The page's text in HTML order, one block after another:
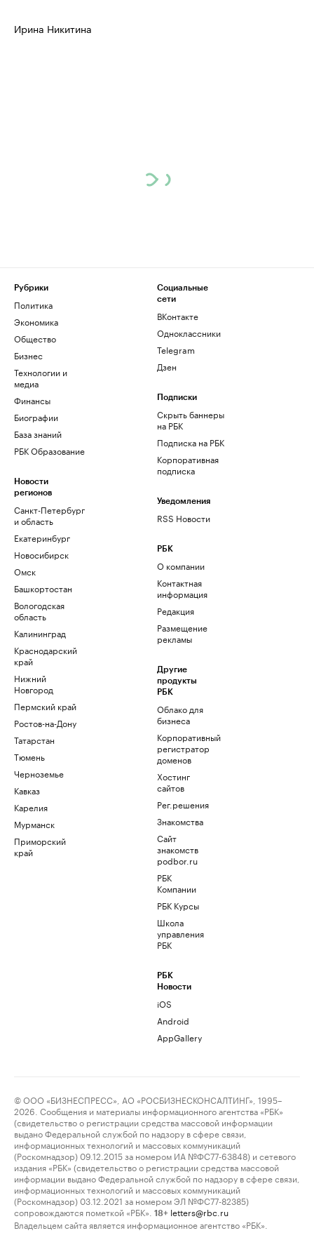
Ирина Никитина
Рубрики
Политика
Экономика
Общество
Бизнес
Технологии и
медиа
Финансы
Биографии
База знаний
РБК Образование
Новости
регионов
Санкт-Петербург
и область
Екатеринбург
Новосибирск
Омск
Башкортостан
Вологодская
область
Калининград
Краснодарский
край
Нижний
Новгород
Пермский край
Ростов-на-Дону
Татарстан
Тюмень
Черноземье
Кавказ
Карелия
Мурманск
Приморский
край
Социальные
сети
ВКонтакте
Одноклассники
Telegram
Дзен
Подписки
Скрыть баннеры
на РБК
Подписка на РБК
Корпоративная
подписка
Уведомления
RSS Новости
РБК
О компании
Контактная
информация
Редакция
Размещение
рекламы
Другие
продукты
РБК
Облако для
бизнеса
Корпоративный
регистратор
доменов
Хостинг
сайтов
Рег.решения
Знакомства
Сайт
знакомств
podbor.ru
РБК
Компании
РБК Курсы
Школа
управления
РБК
РБК
Новости
iOS
Android
AppGallery
© ООО «БИЗНЕСПРЕСС», АО «РОСБИЗНЕСКОНСАЛТИНГ», 1995–
2026. Сообщения и материалы информационного агентства «РБК»
(свидетельство о регистрации средства массовой информации
выдано Федеральной службой по надзору в сфере связи,
информационных технологий и массовых коммуникаций
(Роскомнадзор) 09.12.2015 за номером ИА №ФС77-63848) и сетевого
издания «РБК» (свидетельство о регистрации средства массовой
информации выдано Федеральной службой по надзору в сфере связи,
информационных технологий и массовых коммуникаций
(Роскомнадзор) 03.12.2021 за номером ЭЛ №ФС77-82385)
сопровождаются пометкой «РБК».
18+ letters@rbc.ru
Владельцем сайта является информационное агентство «РБК».